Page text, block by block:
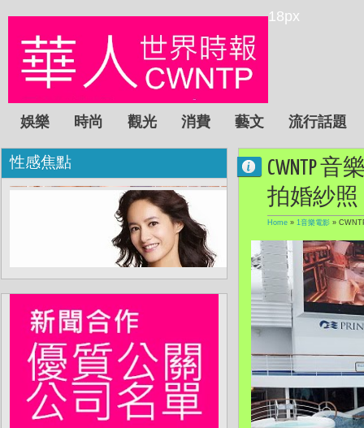
18px
娛樂 時尚 觀光 消費 藝文 流行話題
CWNTP
拍婚紗照
Home » 1音樂電影 »
性感焦點